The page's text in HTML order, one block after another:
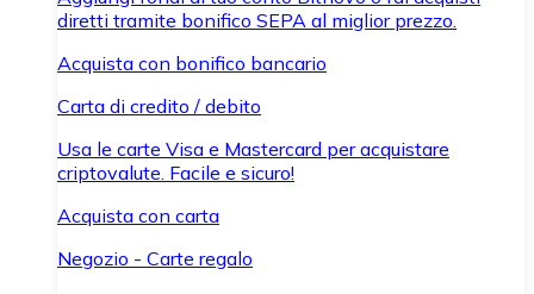
diretti tramite bonifico SEPA al miglior prezzo.
Acquista con bonifico bancario
Carta di credito / debito
Usa le carte Visa e Mastercard per acquistare
criptovalute. Facile e sicuro!
Acquista con carta
Negozio - Carte regalo